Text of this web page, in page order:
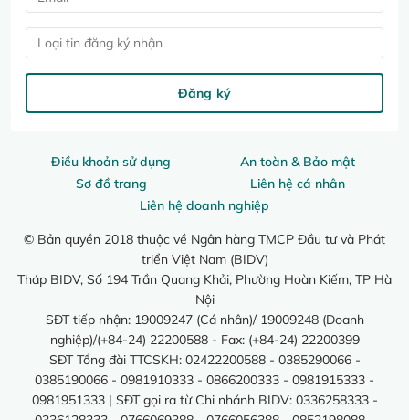
Điều khoản sử dụng
An toàn & Bảo mật
Sơ đồ trang
Liên hệ cá nhân
Liên hệ doanh nghiệp
© Bản quyền 2018 thuộc về Ngân hàng TMCP Đầu tư và Phát
triển Việt Nam (BIDV)
Tháp BIDV, Số 194 Trần Quang Khải, Phường Hoàn Kiếm, TP Hà
Nội
SĐT tiếp nhận: 19009247 (Cá nhân)/ 19009248 (Doanh
nghiệp)/(+84-24) 22200588 - Fax: (+84-24) 22200399
SĐT Tổng đài TTCSKH: 02422200588 - 0385290066 -
0385190066 - 0981910333 - 0866200333 - 0981915333 -
0981951333 | SĐT gọi ra từ Chi nhánh BIDV: 0336258333 -
Loại tin đăng ký nhận
Đăng ký